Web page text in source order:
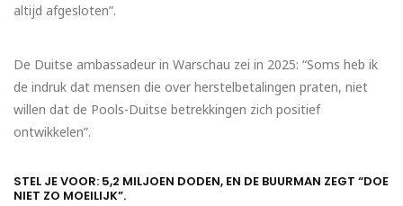
altijd afgesloten”.
De Duitse ambassadeur in Warschau zei in 2025: “Soms heb ik
de indruk dat mensen die over herstelbetalingen praten, niet
willen dat de Pools-Duitse betrekkingen zich positief
ontwikkelen”.
STEL JE VOOR: 5,2 MILJOEN DODEN, EN DE BUURMAN ZEGT “DOE
NIET ZO MOEILIJK”.